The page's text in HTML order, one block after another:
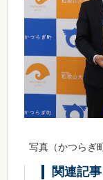
写真（かつらぎ
関連記事